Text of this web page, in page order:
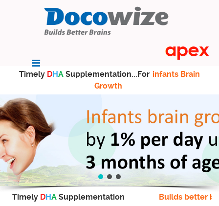
Timely DHA Supplementation...For infants Brain
Growth
Timely DHA Supplementation Builds better